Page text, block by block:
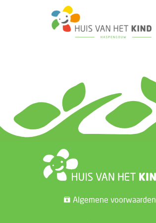
Algemene voorwaarden